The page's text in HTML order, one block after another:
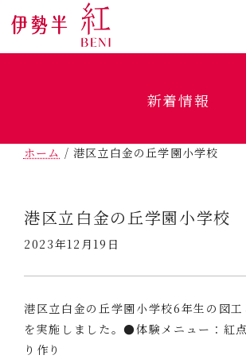
新着情報
ホーム /港区立白金の丘学園小学校
港区立白金の丘学園小学校
2023年12月19日
港区立白金の丘学園小学校6年生の図
を実施しました。●体験メニュー：紅
り作り